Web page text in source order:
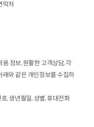
락처
정보, 원활한 고객상담, 각
래와 같은 개인정보를 수집하
, 생년월일, 성별, 휴대전화